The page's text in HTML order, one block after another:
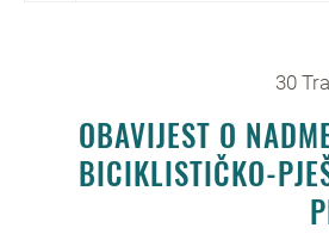
30
OBAVIJEST O
BICIKLISTIČKO-